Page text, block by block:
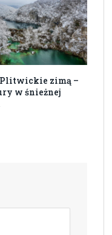
zimą –
w śnieżnej